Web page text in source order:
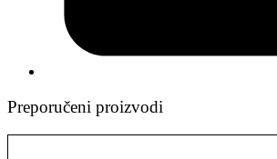
Preporučeni proizvodi